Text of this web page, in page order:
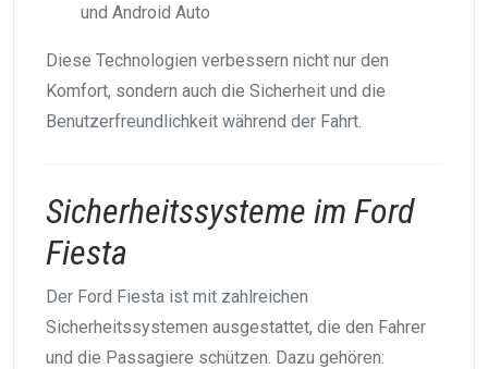
und Android Auto
Diese Technologien verbessern nicht nur den
Komfort, sondern auch die Sicherheit und die
Benutzerfreundlichkeit während der Fahrt.
Sicherheitssysteme im Ford
Fiesta
Der Ford Fiesta ist mit zahlreichen
Sicherheitssystemen ausgestattet, die den Fahrer
und die Passagiere schützen. Dazu gehören: